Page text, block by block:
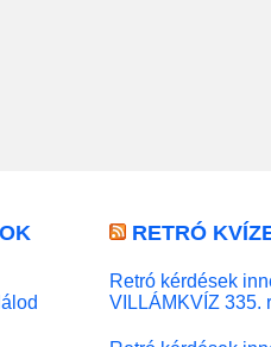
RETRÓ
Retró kérdések
VILLÁMKVÍZ 335.